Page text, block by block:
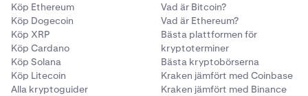
Köp Ethereum
Köp Dogecoin
Köp XRP
Köp Cardano
Köp Solana
Köp Litecoin
Alla kryptoguider
Vad är Bitcoin?
Vad är Ethereum?
Bästa plattformen för
kryptoterminer
Bästa kryptobörserna
Kraken jämfört med Coinbase
Kraken jämfört med Binance